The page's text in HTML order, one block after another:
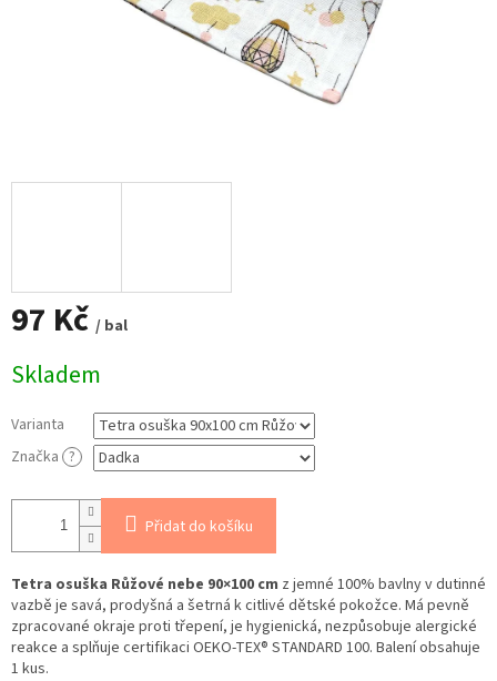
97 Kč / bal
cena:
Skladem
Varianta
Značka ?
Přidat do košíku
Tetra osuška Růžové nebe 90×100 cm z jemné 100% bavlny v dutinné
vazbě je savá, prodyšná a šetrná k citlivé dětské pokožce. Má pevně
zpracované okraje proti třepení, je hygienická, nezpůsobuje alergické
reakce a splňuje certifikaci OEKO‑TEX® STANDARD 100. Balení obsahuje
1 kus.